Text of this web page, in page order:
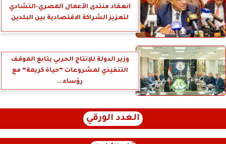
انعقاد منتدى الأعمال المصري–التشادي
لتعزيز الشراكة الاقتصادية بين البلدين
وزير الدولة للإنتاج الحربي يتابع الموقف
التنفيذي لمشروعات ”حياة كريمة” مع
رؤساء...
العدد الورقي